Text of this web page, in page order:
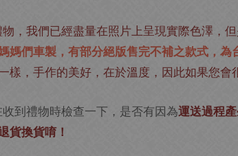
，我們已經盡量在照片上呈現實際色澤，
媽們車製，有部分絕版售完不補之款式，
樣，手作的美好，在於溫度，因此如果您
到禮物時檢查一下，是否有因為運送過程
貨換貨唷！